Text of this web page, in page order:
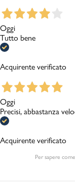
Oggi
Tutto bene
Acquirente verificato
Oggi
Precisi, abbastanza
Acquirente verificato
Per sapere